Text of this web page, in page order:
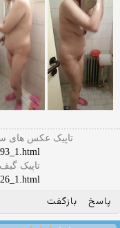
تاپیک عکس
تاپیک
پاسخ بازگفت